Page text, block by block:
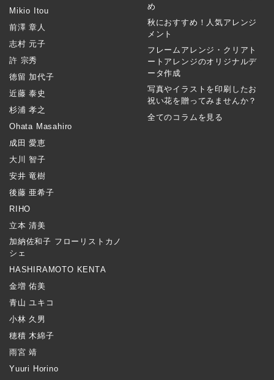
Mikio Itou
前澤 章人
志村 元子
許 宗秀
徳留 加代子
近藤 泰史
杉浦 孝之
Ohata Masahiro
成田 愛恵
大川 智子
安井 竜樹
後藤 亜希子
RIHO
立本 清美
加納佐和子 フローリストカノ
シェ
HASHIRAMOTO KENTA
金増 佑美
青山 ユキコ
小林 久男
穂積 木綿子
雨宮 靖
Yuuri Horino
め
秋におすすめ！人気アレンジ
メント
フレームアレンジ・クリアト
ートアレンジのオリジナルデ
ータ作成
写真やイラストを印刷したお
祝い花を贈ってみませんか？
全てのコラムを見る